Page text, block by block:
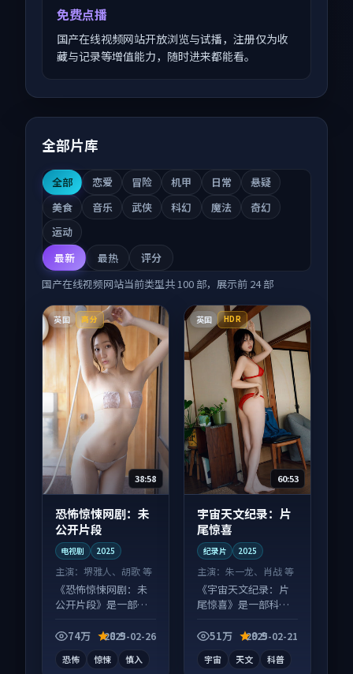
免费点播
国产在线视频网站开放浏览与试播，注册仅为收
藏与记录等增值能力，随时进来都能看。
全部片库
全部 恋爱 冒险 机甲 日常
悬疑
美食
音乐 武侠 科幻 魔法
奇幻
运动
最新
最热
评分
国产在线视频网站当前类型共 100 部，展示前 24部
英国 高分
38:58
恐怖惊悚网剧：未
公开片段
电视剧 2025
主演： 堺雅人、胡歌 等
《恐怖惊悚网剧：未
公开片段》是一部惊
线叙事并行，细节值
74万 8.9
2025-02-26
恐怖 惊悚 慎入
英国 HDR
60:53
宇宙天文纪录：片
尾惊喜
纪录片 2025
主演：朱一龙、肖战 等
《宇宙天文纪录：片
尾惊喜》是一部科幻
质感在线，配乐与镜
51万 9.9
2025-02-21
宇宙 天文 科普